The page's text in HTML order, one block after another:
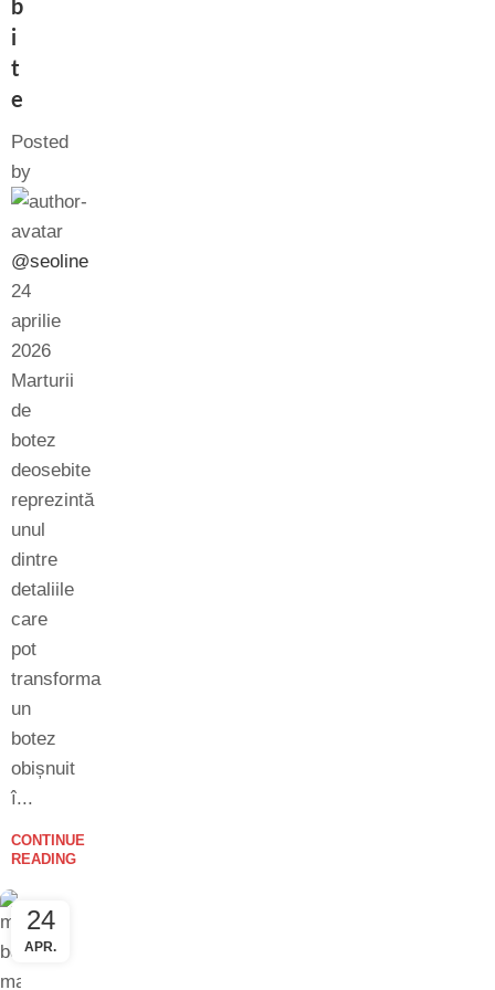
b
i
t
e
Posted
by
@seoline
24
aprilie
2026
Marturii
de
botez
deosebite
reprezintă
unul
dintre
detaliile
care
pot
transforma
un
botez
obișnuit
î...
CONTINUE
READING
24
APR.